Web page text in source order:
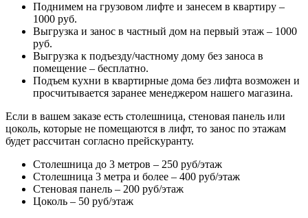
Поднимем на грузовом лифте и занесем в квартиру –
1000 руб.
Выгрузка и занос в частный дом на первый этаж – 1000
руб.
Выгрузка к подъезду/частному дому без заноса в
помещение – бесплатно.
Подъем кухни в квартирные дома без лифта возможен и
просчитывается заранее менеджером нашего магазина.
Если в вашем заказе есть столешница, стеновая панель или
цоколь, которые не помещаются в лифт, то занос по этажам
будет рассчитан согласно прейскуранту.
Столешница до 3 метров – 250 руб/этаж
Столешница 3 метра и более – 400 руб/этаж
Стеновая панель – 200 руб/этаж
Цоколь – 50 руб/этаж